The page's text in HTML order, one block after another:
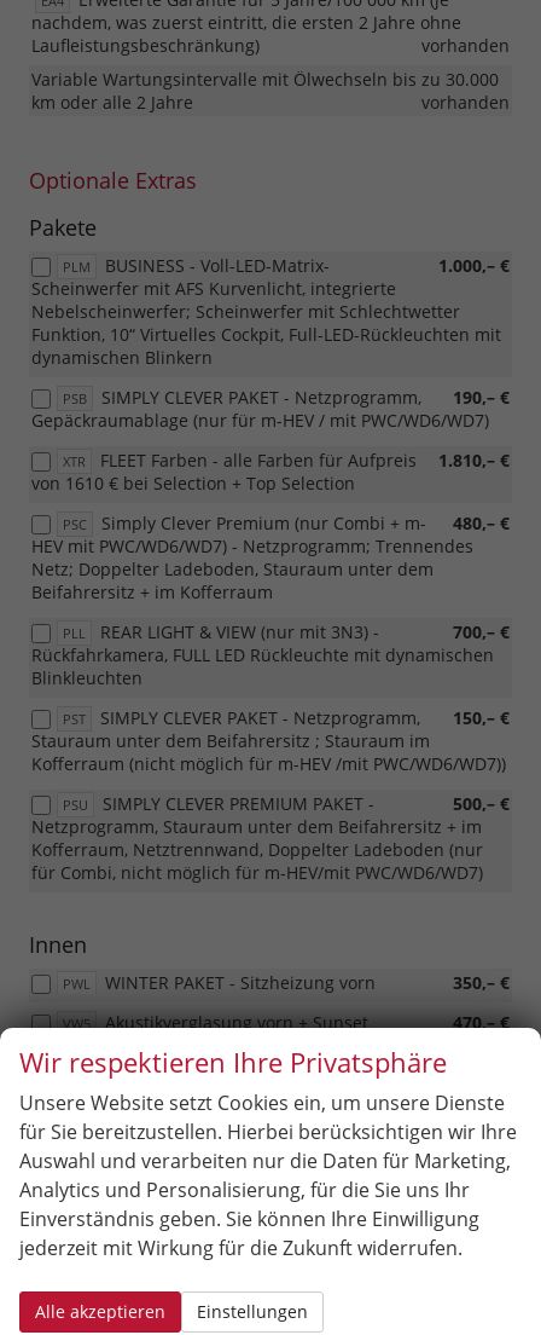
nachdem, was zuerst eintritt, die ersten 2 Jahre ohne
Laufleistungsbeschränkung)
vorhanden
Variable Wartungsintervalle mit Ölwechseln bis zu 30.000
km oder alle 2 Jahre
vorhanden
Optionale Extras
Pakete
PLM 1.000,– €
BUSINESS - Voll-LED-Matrix-
Scheinwerfer mit AFS Kurvenlicht, integrierte
Nebelscheinwerfer; Scheinwerfer mit Schlechtwetter
Funktion, 10“ Virtuelles Cockpit, Full-LED-Rückleuchten mit
dynamischen Blinkern
PSB 190,– €
SIMPLY CLEVER PAKET - Netzprogramm,
Gepäckraumablage (nur für m-HEV / mit PWC/WD6/WD7)
XTR 1.810,– €
FLEET Farben - alle Farben für Aufpreis
von 1610 € bei Selection + Top Selection
PSC 480,– €
Simply Clever Premium (nur Combi + m-
HEV mit PWC/WD6/WD7) - Netzprogramm; Trennendes
Netz; Doppelter Ladeboden, Stauraum unter dem
Beifahrersitz + im Kofferraum
PLL 700,– €
REAR LIGHT & VIEW (nur mit 3N3) -
Rückfahrkamera, FULL LED Rückleuchte mit dynamischen
Blinkleuchten
PST 150,– €
SIMPLY CLEVER PAKET - Netzprogramm,
Stauraum unter dem Beifahrersitz ; Stauraum im
Kofferraum (nicht möglich für m-HEV /mit PWC/WD6/WD7))
PSU 500,– €
SIMPLY CLEVER PREMIUM PAKET -
Netzprogramm, Stauraum unter dem Beifahrersitz + im
Kofferraum, Netztrennwand, Doppelter Ladeboden (nur
für Combi, nicht möglich für m-HEV/mit PWC/WD6/WD7)
Innen
PWL 350,– €
WINTER PAKET - Sitzheizung vorn
VW5 470,– €
Akustikverglasung vorn + Sunset
PL4
2-Arm Multifunktions- Lederlenkrad
beheizbar
PLC 220,– €
2-Arm Multifunktions- Lederlenkrad
beheizbar für DSG
Infotainment & Kommunikation
7J2 580,– €
Virtuelles Cockpit
Wir respektieren Ihre Privatsphäre
Unsere Website setzt Cookies ein, um unsere Dienste
für Sie bereitzustellen. Hierbei berücksichtigen wir Ihre
Auswahl und verarbeiten nur die Daten für Marketing,
Analytics und Personalisierung, für die Sie uns Ihr
Einverständnis geben. Sie können Ihre Einwilligung
jederzeit mit Wirkung für die Zukunft widerrufen.
Alle akzeptieren Einstellungen